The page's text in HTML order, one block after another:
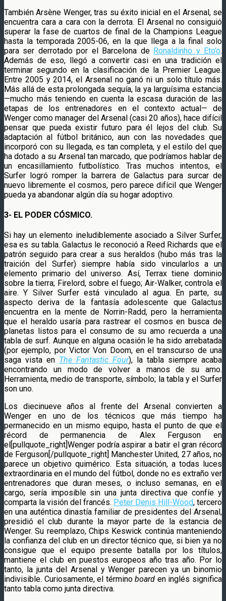
También Arsène Wenger, tras su éxito inicial en el Arsenal, se
encuentra cara a cara con la derrota. El Arsenal no consiguió
superar la fase de cuartos de final de la Champions League
hasta la temporada 2005-06, en la que llega a la final solo
para ser derrotado por el Barcelona de Ronaldinho y Eto’o.
Además de eso, llegó a convertir casi en una tradición el
terminar segundo en la clasificación de la Premier League.
Entre 2005 y 2014, el Arsenal no ganó ni un solo título más.
Más allá de esta prolongada sequía, la ya larguísima estancia
—mucho más teniendo en cuenta la escasa duración de las
etapas de los entrenadores en el contexto actual— de
Wenger como manager del Arsenal (casi 20 años), hace difícil
pensar que pueda existir futuro para él lejos del club. Su
adaptación al fútbol británico, aun con las novedades que
incorporó con su llegada, es tan completa, y el estilo del que
ha dotado a su Arsenal tan marcado, que podríamos hablar de
un encasillamiento futbolístico. Tras muchos intentos, el
Surfer logró romper la barrera de Galactus para surcar de
nuevo libremente el cosmos, pero parece difícil que Wenger
pueda ya abandonar algún día su hogar adoptivo.
3- EL PODER CÓSMICO.
Si hay un elemento ineludiblemente asociado a Silver Surfer,
esa es su tabla. Galactus le reconoció a Reed Richards que el
patrón seguido para crear a sus heraldos (hubo más tras la
traición del Surfer) siempre había sido vincularlos a un
elemento primario del universo. Así, Terrax tiene dominio
sobre la tierra; Firelord, sobre el fuego; Air-Walker, controla el
aire. Y Silver Surfer está vinculado al agua. En parte, su
aspecto deriva de la fantasía adolescente que Galactus
encuentra en la mente de Norrin-Radd, pero la herramienta
que el heraldo usaría para rastrear el cosmos en busca de
planetas listos para el consumo de su amo recuerda a una
tabla de surf. Aunque en alguna ocasión le ha sido arrebatada
(por ejemplo, por Victor Von Doom, en el transcurso de una
saga vista en The Fantastic Four), la tabla siempre acaba
encontrando un modo de volver a manos de su amo.
Herramienta, medio de transporte, símbolo; la tabla y el Surfer
son uno.
Los diecinueve años al frente del Arsenal convierten a
Wenger en uno de los técnicos que más tiempo ha
permanecido en un mismo equipo, hasta el punto de que el
récord de permanencia de Alex Ferguson en
el[pullquote_right]Wenger podría aspirar a batir el gran récord
de Ferguson[/pullquote_right] Manchester United, 27 años, no
parece un objetivo quimérico. Esta situación, a todas luces
extraordinaria en el mundo del fútbol, donde no es extraño ver
entrenadores que duran meses, o incluso semanas, en el
cargo, sería imposible sin una junta directiva que confíe y
comparta la visión del francés. Peter Denis Hill-Wood, tercero
en una auténtica dinastía familiar de presidentes del Arsenal,
presidió el club durante la mayor parte de la estancia de
Wenger. Su reemplazo, Chips Keswick continúa manteniendo
la confianza del club en un director técnico que, si bien ya no
consigue que el equipo presente batalla por los títulos,
mantiene el club en puestos europeos año tras año. Por lo
tanto, la junta del Arsenal y Wenger parecen ya un binomio
indivisible. Curiosamente, el términoboard en inglés significa
tanto tabla como junta directiva.